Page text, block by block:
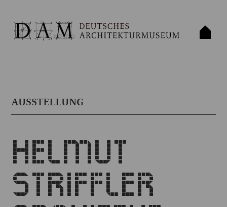
AUSSTELLUNG
HELMUT
STRIFFLER